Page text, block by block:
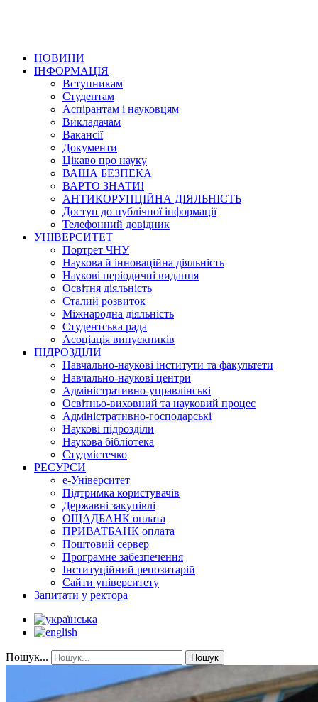
НОВИНИ
ІНФОРМАЦІЯ
Вступникам
Студентам
Аспірантам і науковцям
Викладачам
Вакансії
Документи
Цікаво про науку
ВАША БЕЗПЕКА
ВАРТО ЗНАТИ!
АНТИКОРУПЦІЙНА ДІЯЛЬНІСТЬ
Доступ до публічної інформації
Телефонний довідник
УНІВЕРСИТЕТ
Портрет ЧНУ
Наукова й інноваційна діяльність
Наукові періодичні видання
Освітня діяльність
Сталий розвиток
Міжнародна діяльність
Студентська рада
Асоціація випускників
ПІДРОЗДІЛИ
Навчально-наукові інститути та факультети
Навчально-наукові центри
Адміністративно-управлінські
Освітньо-виховний та науковий процес
Адміністративно-господарські
Наукові підрозділи
Наукова бібліотека
Студмістечко
РЕСУРСИ
е-Університет
Підтримка користувачів
Державні закупівлі
ОЩАДБАНК оплата
ПРИВАТБАНК оплата
Поштовий сервер
Програмне забезпечення
Інституційний репозитарій
Сайти університету
Запитати у ректора
Пошук... Пошук